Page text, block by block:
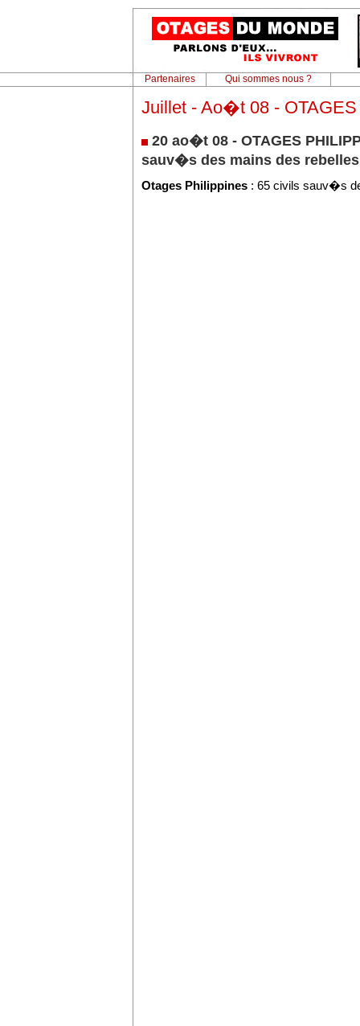
Partenaires Qui sommes nous ?
Juillet - Ao�t 08 -
20 ao�t 08 - OTAGES
sauv�s des mains des rebelles
Otages Philippines : 65 civils sauv�s